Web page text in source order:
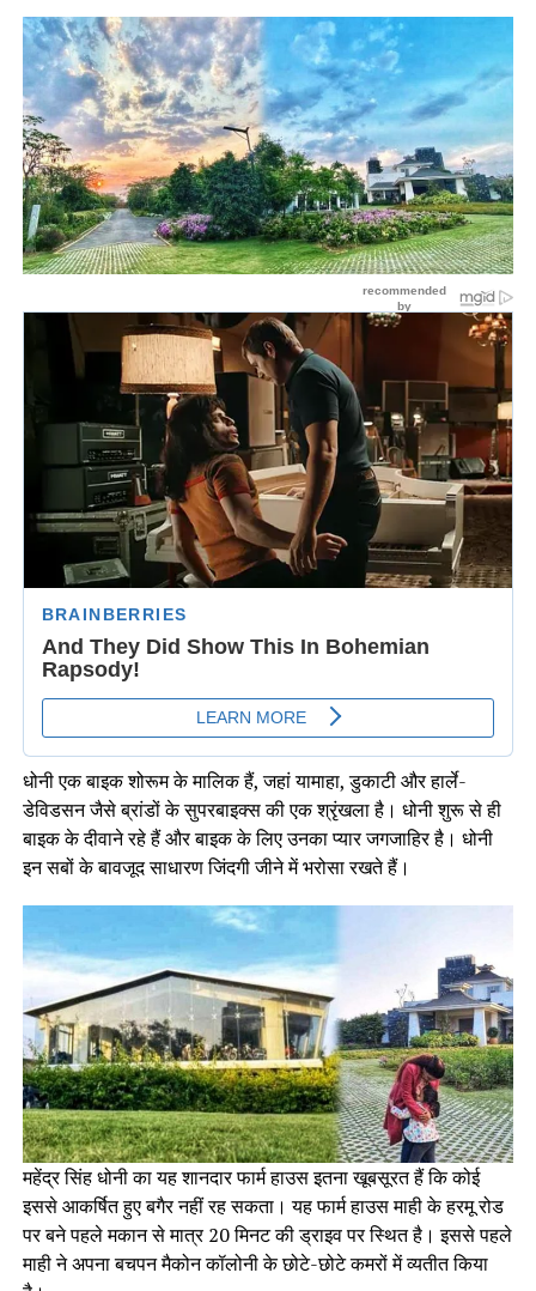
धोनी एक बाइक शोरूम के मालिक हैं, जहां यामाहा, डुकाटी और हार्ले-
डेविडसन जैसे ब्रांडों के सुपरबाइक्स की एक श्रृंखला है। धोनी शुरू से ही
बाइक के दीवाने रहे हैं और बाइक के लिए उनका प्यार जगजाहिर है। धोनी
इन सबों के बावजूद साधारण जिंदगी जीने में भरोसा रखते हैं।
महेंद्र सिंह धोनी का यह शानदार फार्म हाउस इतना खूबसूरत हैं कि कोई
इससे आकर्षित हुए बगैर नहीं रह सकता। यह फार्म हाउस माही के हरमू रोड
पर बने पहले मकान से मात्र 20 मिनट की ड्राइव पर स्थित है। इससे पहले
माही ने अपना बचपन मैकोन कॉलोनी के छोटे-छोटे कमरों में व्यतीत किया